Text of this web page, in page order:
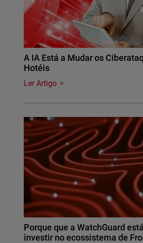
A IA Está a Mudar os
Hotéis
Ler Artigo
Porque que a WatchGuard
investir no ecossistema de